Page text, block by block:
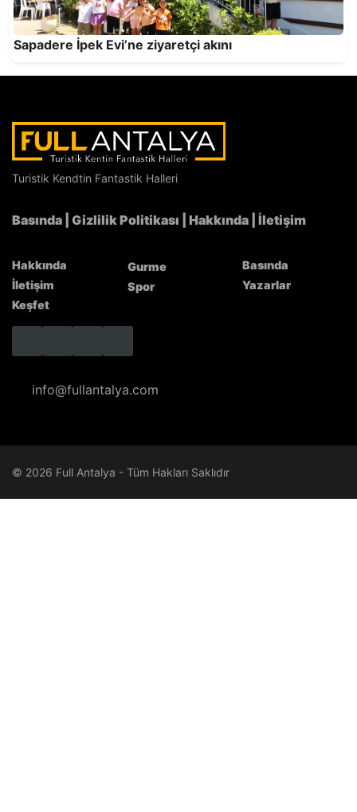
Sapadere İpek Evi’ne ziyaretçi akını
Turistik Kendtin Fantastik Halleri
Basında Gizlilik Politikası Hakkında İletişim
Hakkında
İletişim
Keşfet
Gurme
Spor
Basında
Yazarlar
info@fullantalya.com
© 2026 Full Antalya - Tüm Hakları Saklıdır